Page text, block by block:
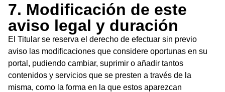
7. Modificación de este
aviso legal y duración
El Titular se reserva el derecho de efectuar sin previo
aviso las modificaciones que considere oportunas en su
portal, pudiendo cambiar, suprimir o añadir tantos
contenidos y servicios que se presten a través de la
misma, como la forma en la que estos aparezcan